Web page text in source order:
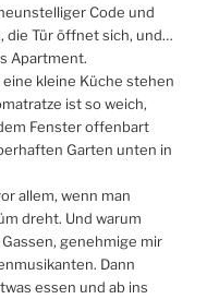
Code und
die Tür öffnet sich, und…
Apartment.
kleine Küche stehen
ist so weich,
Fenster offenbart
Garten unten in
allem, wenn man
dreht. Und warum
genehmige mir
Dann
essen und ab ins